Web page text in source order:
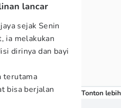
lancar
sejak Senin
ia melakukan
dirinya dan bayi
terutama
bisa berjalan
Tonton